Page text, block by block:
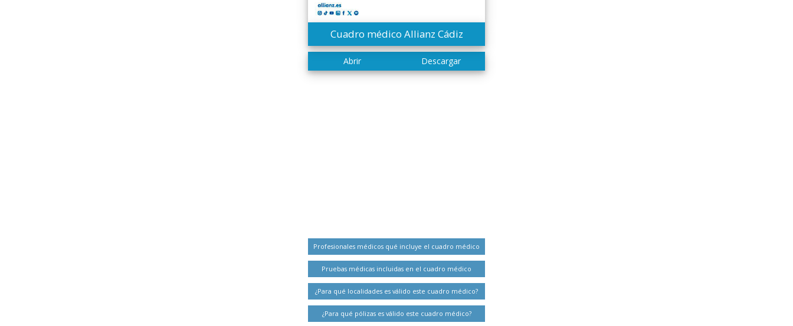
Cuadro médico Allianz Cádiz
Profesionales médicos qué incluye el cuadro médico
Pruebas médicas incluidas en el cuadro médico
¿Para qué localidades es válido este cuadro médico?
¿Para qué pólizas es válido este cuadro médico?